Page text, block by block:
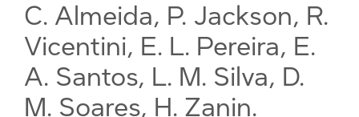
C. Almeida, P. Jackson, R.
Vicentini, E. L. Pereira, E.
A. Santos, L. M. Silva, D.
M. Soares, H. Zanin.